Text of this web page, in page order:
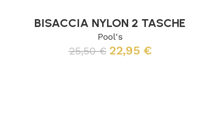
BISACCIA NYLON 2 TASCHE
Pool's
25,50€ 22,95 €